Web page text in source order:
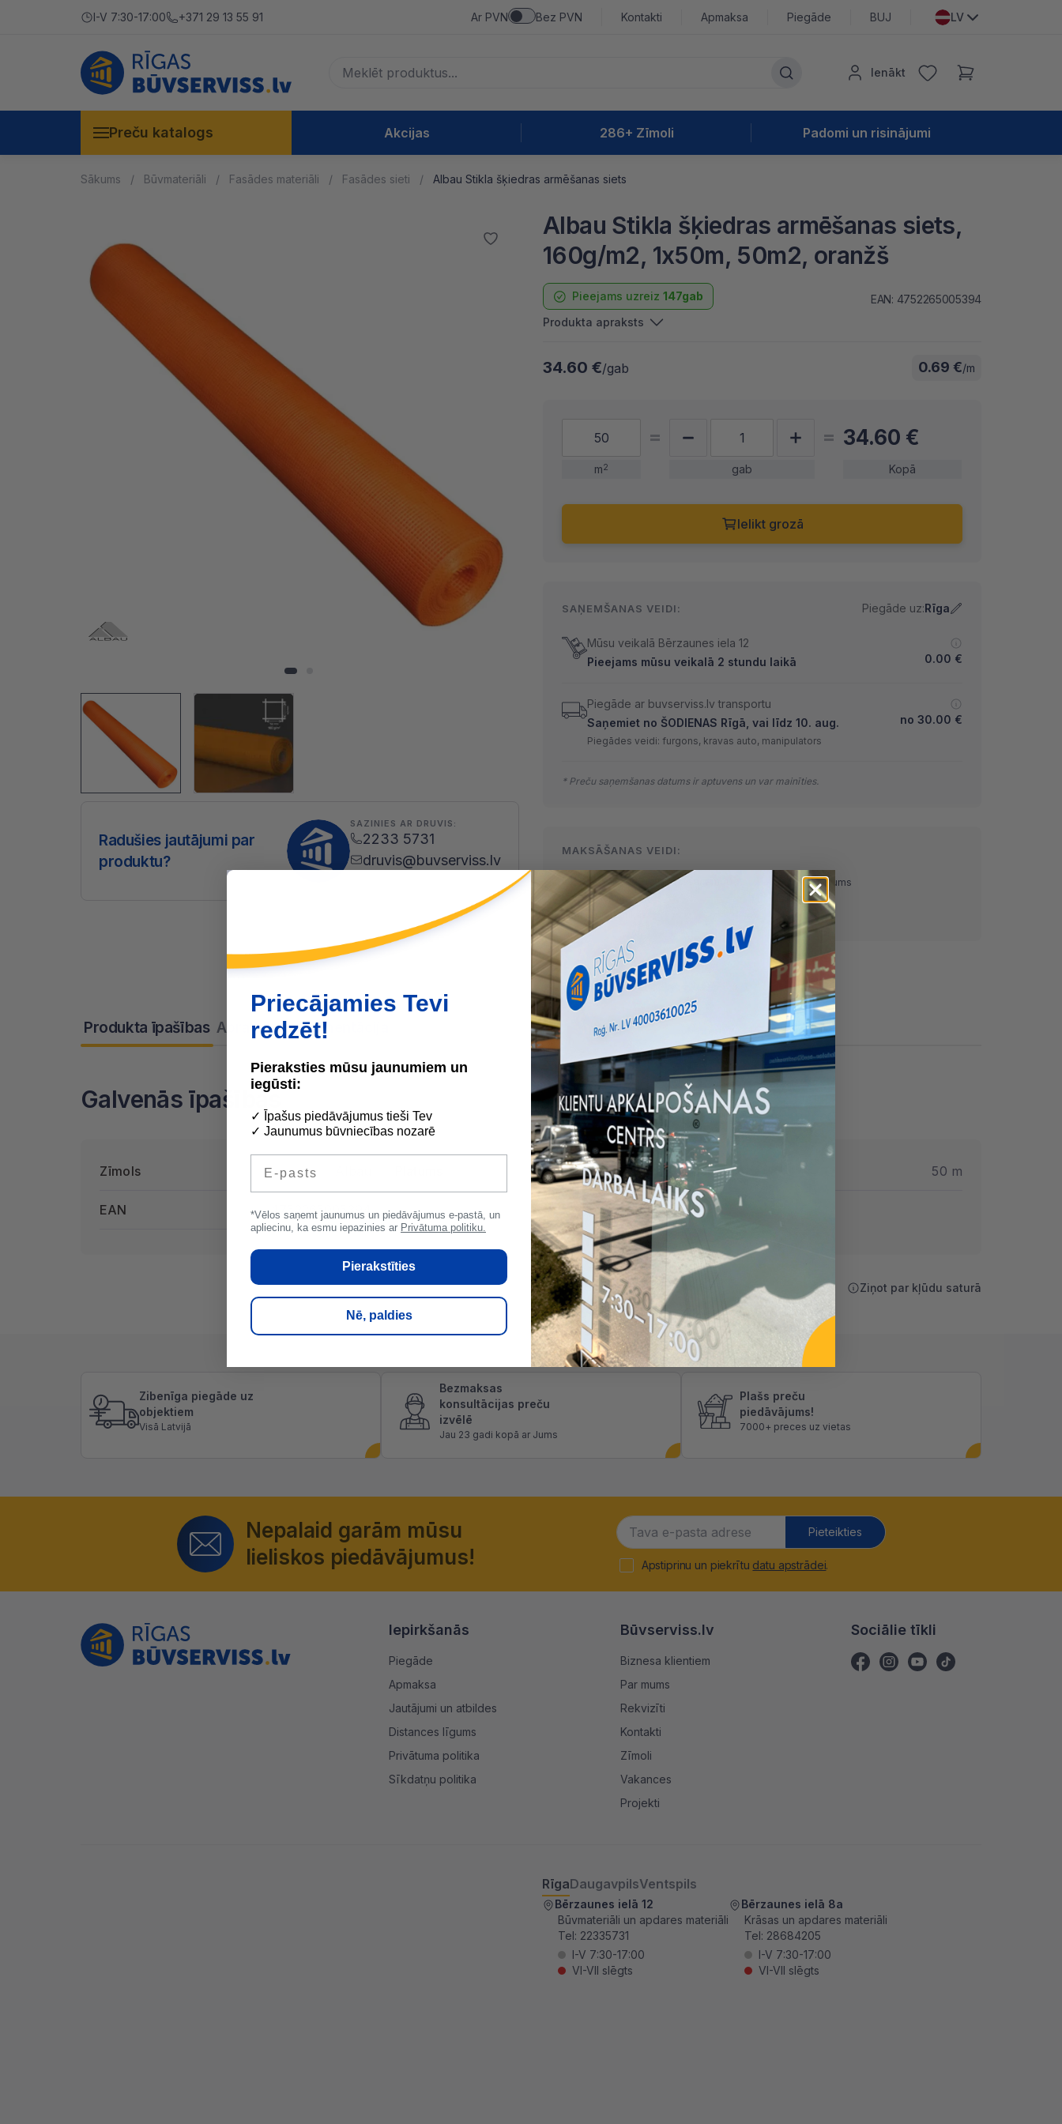
I-V 7:30-17:00 +371 29 13 55 91 Ar PVN Bez PVN Kontakti Apmaksa Piegāde BUJ LV
Ienākt
Preču katalogs Akcijas 286+ Zīmoli Padomi un risinājumi
Sākums Būvmateriāli Fasādes materiāli Fasādes sieti Albau Stikla šķiedras armēšanas siets
Radušies jautājumi par
produktu?
SAZINIES AR DRUVIS:
2233 5731
druvis@buvserviss.lv
Albau Stikla šķiedras armēšanas siets,
160g/m2, 1x50m, 50m2, oranžš
Pieejams uzreiz 147gab
EAN: 4752265005394
Produkta apraksts
34.60 €/gab 0.69 €/m
m2 gab
34.60 €
Kopā
Ielikt grozā
SAŅEMŠANAS VEIDI: Piegāde uz:Rīga
Mūsu veikalā Bērzaunes iela 12
Pieejams mūsu veikalā 2 stundu laikā
0.00 €
Piegāde ar buvserviss.lv transportu
Saņemiet no ŠODIENAS Rīgā, vai līdz 10. aug.
no 30.00 €
Piegādes veidi: furgons, kravas auto, manipulators
* Preču saņemšanas datums ir aptuvens un var mainīties.
MAKSĀŠANAS VEIDI:
Skaidrā naudā
(arī preci saņemot)
Maksājumu kartes
Internetbankas
Pārskaitījums
Nomaksa
Produkta īpašības Apraksts Dokumentācija
Galvenās īpašības
Zīmols 1 m Garums 50 m
EAN 4752265005394
Ziņot par kļūdu saturā
Zibenīga piegāde uz
objektiem
Visā Latvijā
Bezmaksas
konsultācijas preču
izvēlē
Jau 23 gadi kopā ar Jums
Plašs preču
piedāvājums!
7000+ preces uz vietas
Nepalaid garām mūsu
lieliskos piedāvājumus!
Pieteikties
Apstiprinu un piekrītu datu apstrādei.
Iepirkšanās
Piegāde
Apmaksa
Jautājumi un atbildes
Distances līgums
Privātuma politika
Sīkdatņu politika
Būvserviss.lv
Biznesa klientiem
Par mums
Rekvizīti
Kontakti
Zīmoli
Vakances
Projekti
Sociālie tīkli
RīgaDaugavpilsVentspils
Bērzaunes ielā 12
Būvmateriāli un apdares materiāli
Tel: 22335731
I-V 7:30-17:00
VI-VII slēgts
Bērzaunes ielā 8a
Krāsas un apdares materiāli
Tel: 28684205
I-V 7:30-17:00
VI-VII slēgts
Priecājamies Tevi
redzēt!
Pieraksties mūsu jaunumiem un
iegūsti:
✓ Īpašus piedāvājumus tieši Tev
✓ Jaunumus būvniecības nozarē
*Vēlos saņemt jaunumus un piedāvājumus e-pastā, un
apliecinu, ka esmu iepazinies ar Privātuma politiku.
Pierakstīties
Nē, paldies